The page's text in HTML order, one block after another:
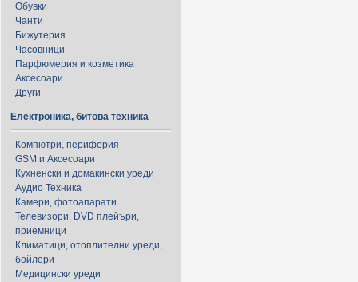
Обувки
Чанти
Бижутерия
Часовници
Парфюмерия и козметика
Аксесоари
Други
Електроника, битова техника
Компютри, периферия
GSM и Аксесоари
Кухненски и домакински уреди
Аудио Техника
Камери, фотоапарати
Телевизори, DVD плейъри,
приемници
Климатици, отоплителни уреди,
бойлери
Медицински уреди